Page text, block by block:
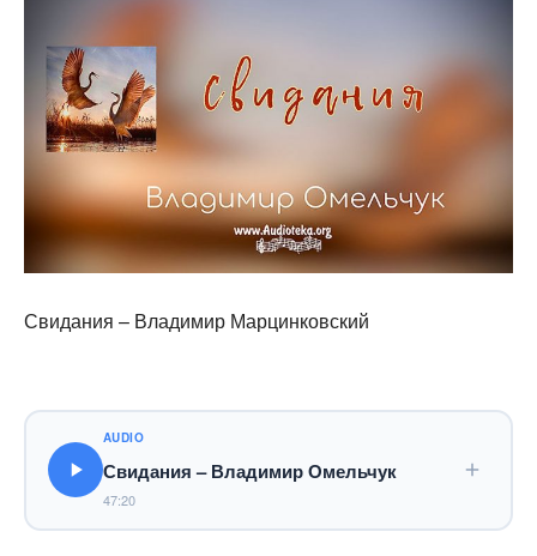
Свидания – Владимир Марцинковский
AUDIO
Свидания – Владимир Омельчук
47:20